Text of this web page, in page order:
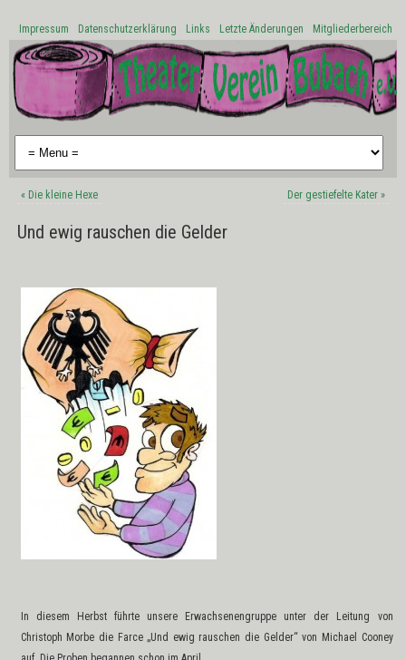
Impressum Datenschutzerklärung Links Letzte Änderungen Mitgliederbereich
«Die kleine Hexe Der gestiefelte Kater»
Und ewig rauschen die Gelder
In diesem Herbst führte unsere Erwachsenengruppe unter der Leitung von
Christoph Morbe die Farce „Und ewig rauschen die Gelder“ von Michael Cooney